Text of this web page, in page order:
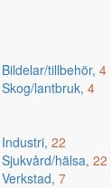
Bildelar/tillbehör, 4
Skog/lantbruk, 4
Industri, 22
Sjukvård/hälsa, 22
Verkstad, 7